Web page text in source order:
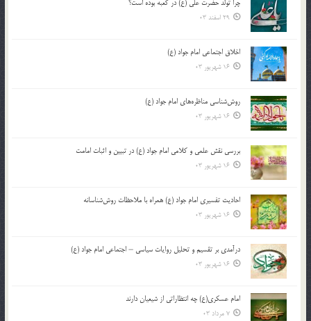
چرا تولد حضرت علی (ع) در کعبه بوده است؟
29 اسفند 03
اخلاق اجتماعی امام جواد (ع)
16 شهریور 03
روش‌شناسی مناظره‌های امام جواد (ع)
16 شهریور 03
بررسی نقش علمی و کلامی امام جواد (ع) در تبیین و اثبات امامت
16 شهریور 03
احادیث تفسیری امام جواد (ع) همراه با ملاحظات روش‌شناسانه
16 شهریور 03
درآمدی بر تقسیم و تحلیل روایات سیاسی – اجتماعی امام جواد (ع)
16 شهریور 03
امام عسکری(ع) چه انتظاراتی از شیعیان دارند
7 مرداد 03